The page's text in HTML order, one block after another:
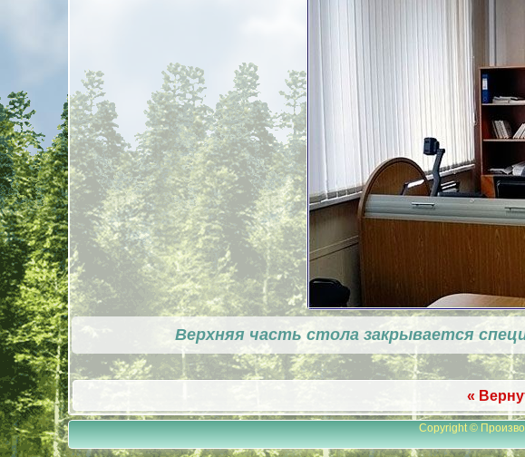
Верхняя часть стола закрывается
«
Copyright ©